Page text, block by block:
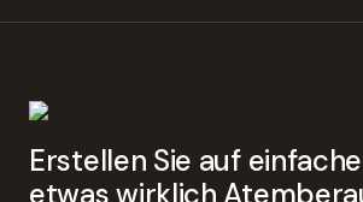
Erstellen Sie auf
etwas wirklich